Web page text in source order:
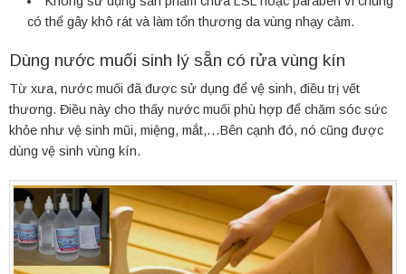
có thể gây khô rát và làm tổn thương da vùng nhạy cảm.
Dùng nước muối sinh lý sẵn có rửa vùng kín
Từ xưa, nước muối đã được sử dụng để vệ sinh, điều trị vết
thương. Điều này cho thấy nước muối phù hợp để chăm sóc sức
khỏe như vệ sinh mũi, miệng, mắt,…Bên cạnh đó, nó cũng được
dùng vệ sinh vùng kín.